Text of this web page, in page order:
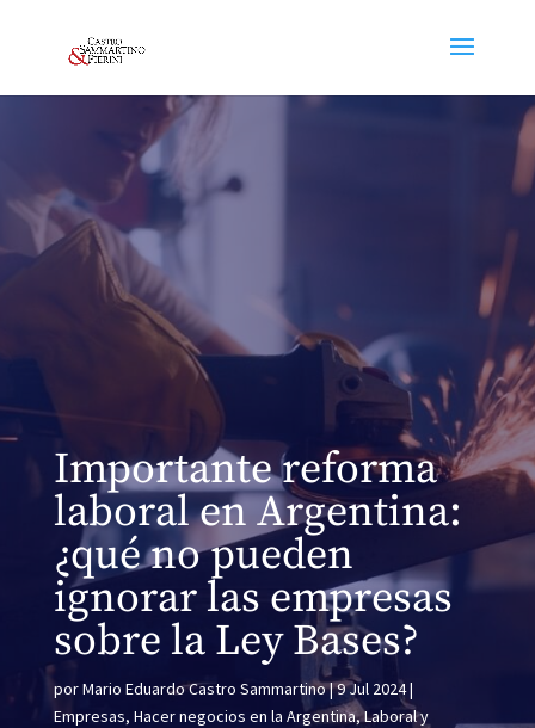
Importante reforma
laboral en Argentina:
¿qué no pueden
ignorar las empresas
sobre la Ley Bases?
porMario Eduardo Castro Sammartino 9 Jul 2024
Empresas, Hacer negocios en la Argentina,Laboral y